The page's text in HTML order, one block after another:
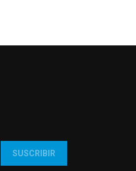
SUSCRIBIR